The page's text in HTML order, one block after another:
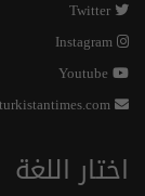
اختار اللغة